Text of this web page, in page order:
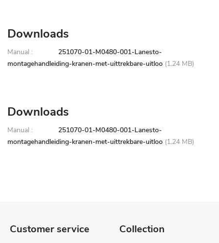
Downloads
Manual :
251070-01-M0480-001-Lanesto-
montagehandleiding-kranen-met-uittrekbare-uitloo (1.24 MB)
Downloads
Manual :
251070-01-M0480-001-Lanesto-
montagehandleiding-kranen-met-uittrekbare-uitloo (1.24 MB)
Customer service Collection